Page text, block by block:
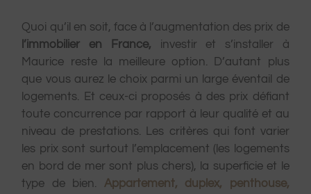
Quoi qu’il en soit, face à l’augmentation des prix de
l’immobilier en France, investir et s’installer à
Maurice reste la meilleure option. D’autant plus
que vous aurez le choix parmi un large éventail de
logements. Et ceux-ci proposés à des prix défiant
toute concurrence par rapport à leur qualité et au
niveau de prestations. Les critères qui font varier
les prix sont surtout l’emplacement (les logements
en bord de mer sont plus chers), la superficie et le
type de bien. Appartement, duplex, penthouse,